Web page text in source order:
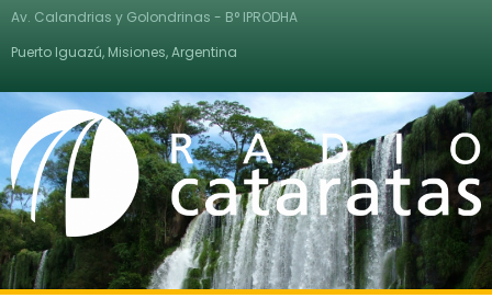
Av. Calandrias y Golondrinas - B° IPRODHA
Puerto Iguazú, Misiones, Argentina